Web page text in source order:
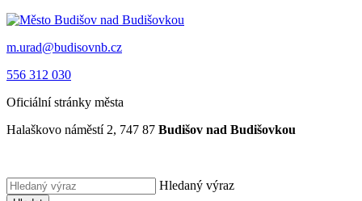
m.urad@budisovnb.cz
556 312 030
Oficiální stránky města
Halaškovo náměstí 2, 747 87 Budišov nad Budišovkou
Hledaný výraz